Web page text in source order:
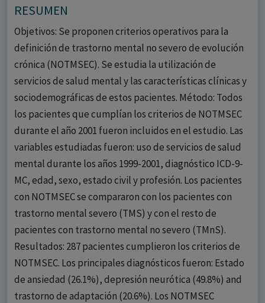
RESUMEN
Objetivos: Se proponen criterios operativos para la
definición de trastorno mental no severo de evolución
crónica (NOTMSEC). Se estudia la utilización de
servicios de salud mental y las características clínicas y
sociodemográficas de estos pacientes. Método: Todos
los pacientes que cumplían los criterios de NOTMSEC
durante el año 2001 fueron incluidos en el estudio. Las
variables estudiadas fueron: uso de servicios de salud
mental durante los años 1999-2001, diagnóstico ICD-9-
MC, edad, sexo, estado civil y profesión. Los pacientes
con NOTMSEC se compararon con los pacientes con
trastorno mental severo (TMS) y con el resto de
pacientes con trastorno mental no severo (TMnS).
Resultados: 287 pacientes cumplieron los criterios de
NOTMSEC. Los principales diagnósticos fueron: Estado
de ansiedad (26.1%), depresión neurótica (49.8%) and
trastorno de adaptación (20.6%). Los NOTMSEC